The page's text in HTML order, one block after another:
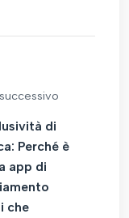
di
Perché è
app di
che